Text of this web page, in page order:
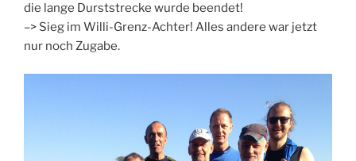
die lange Durststrecke wurde beendet!
–> Sieg im Willi-Grenz-Achter! Alles andere war jetzt
nur noch Zugabe.